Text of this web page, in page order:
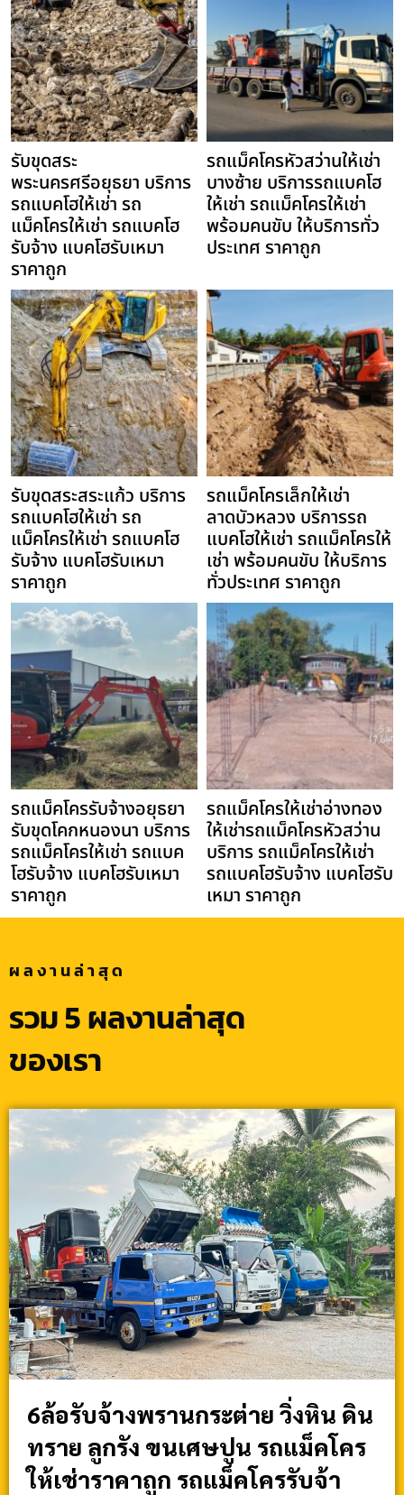
รับขุดสระ
พระนครศรีอยุธยา บริการ
รถแบคโฮให้เช่า รถ
แม็คโครให้เช่า รถแบคโฮ
รับจ้าง แบคโฮรับเหมา
ราคาถูก
รถแม็คโครหัวสว่านให้เช่า
บางซ้าย บริการรถแบคโฮ
ให้เช่า รถแม็คโครให้เช่า
พร้อมคนขับ ให้บริการทั่ว
ประเทศ ราคาถูก
รับขุดสระสระแก้ว บริการ
รถแบคโฮให้เช่า รถ
แม็คโครให้เช่า รถแบคโฮ
รับจ้าง แบคโฮรับเหมา
ราคาถูก
รถแม็คโครเล็กให้เช่า
ลาดบัวหลวง บริการรถ
แบคโฮให้เช่า รถแม็คโครให้
เช่า พร้อมคนขับ ให้บริการ
ทั่วประเทศ ราคาถูก
รถแม็คโครรับจ้างอยุธยา
รับขุดโคกหนองนา บริการ
รถแม็คโครให้เช่า รถแบค
โฮรับจ้าง แบคโฮรับเหมา
ราคาถูก
รถแม็คโครให้เช่าอ่างทอง
ให้เช่ารถแม็คโครหัวสว่าน
บริการ รถแม็คโครให้เช่า
รถแบคโฮรับจ้าง แบคโฮรับ
เหมา ราคาถูก
ผลงานล่าสุด
รวม 5 ผลงานล่าสุด
ของเรา
6ล้อรับจ้างพรานกระต่าย วิ่งหิน ดิน
ทราย ลูกรัง ขนเศษปูน รถแม็คโคร
ให้เช่าราคาถูก รถแม็คโครรับจ้า